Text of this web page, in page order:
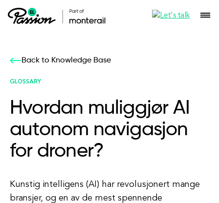
Back to Knowledge Base
GLOSSARY
Hvordan muliggjør AI
autonom navigasjon
for droner?
Kunstig intelligens (AI) har revolusjonert mange
bransjer, og en av de mest spennende